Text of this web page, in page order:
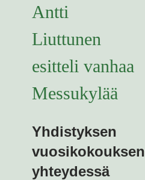
Antti
Liuttunen
esitteli vanhaa
Messukylää
Yhdistyksen
vuosikokouksen
yhteydessä